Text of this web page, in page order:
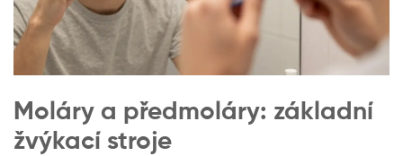
Moláry a předmoláry: základní
žvýkací stroje